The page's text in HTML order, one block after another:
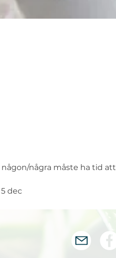
några måste ha tid att
dec